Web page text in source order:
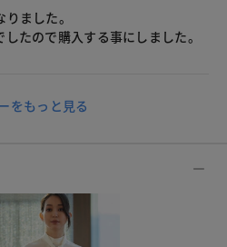
ました。
たので購入する事にしました。
をもっと見る